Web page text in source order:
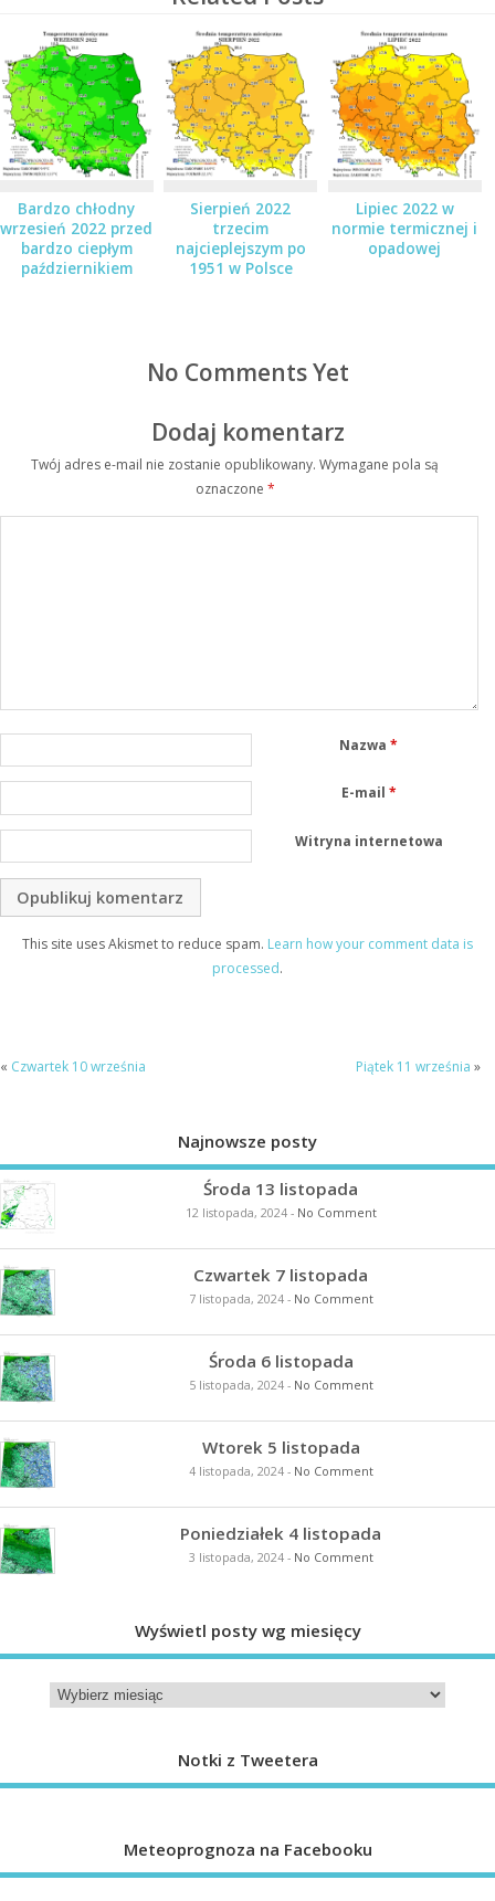
Bardzo chłodny
wrzesień 2022 przed
bardzo ciepłym
październikiem
Sierpień 2022
trzecim
najcieplejszym po
1951 w Polsce
Lipiec 2022 w
normie termicznej i
opadowej
No Comments Yet
Dodaj komentarz
Twój adres e-mail nie zostanie opublikowany. Wymagane pola są
oznaczone *
Nazwa*
E-mail *
Witryna internetowa
This site uses Akismet to reduce spam. Learn how your comment data is
processed.
« Czwartek 10 września Piątek 11 września »
Najnowsze posty
Środa 13 listopada
12 listopada, 2024- No Comment
Czwartek 7 listopada
7 listopada, 2024- No Comment
Środa 6 listopada
5 listopada, 2024- No Comment
Wtorek 5 listopada
4 listopada, 2024- No Comment
Poniedziałek 4 listopada
3 listopada, 2024- No Comment
Wyświetl posty wg miesięcy
Notki z Tweetera
Meteoprognoza na Facebooku